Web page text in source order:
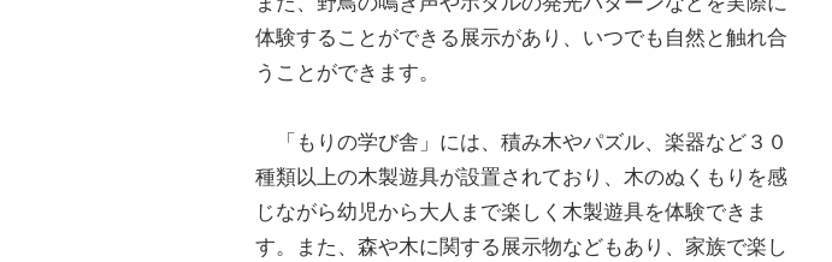
体験することができる展示があり、いつでも自然と触れ合
うことができます。
「もりの学び舎」には、積み木やパズル、楽器など３０
種類以上の木製遊具が設置されており、木のぬくもりを感
じながら幼児から大人まで楽しく木製遊具を体験できま
す。また、森や木に関する展示物などもあり、家族で楽し